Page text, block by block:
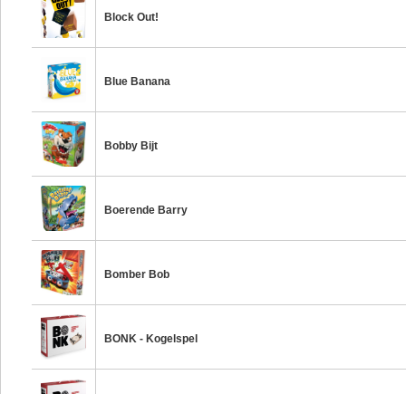
Block Out!
Blue Banana
Bobby Bijt
Boerende Barry
Bomber Bob
BONK - Kogelspel